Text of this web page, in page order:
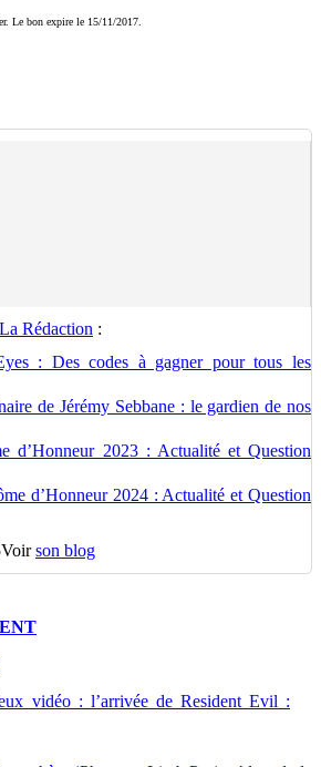
Le bon expire le 15/11/2017.
La Rédaction :
: Des codes à gagner pour tous les
de Jérémy Sebbane : le gardien de nos
d’Honneur 2023 : Actualité et Question
d’Honneur 2024 : Actualité et Question
Voirson blog
vidéo : l’arrivée de Resident Evil :